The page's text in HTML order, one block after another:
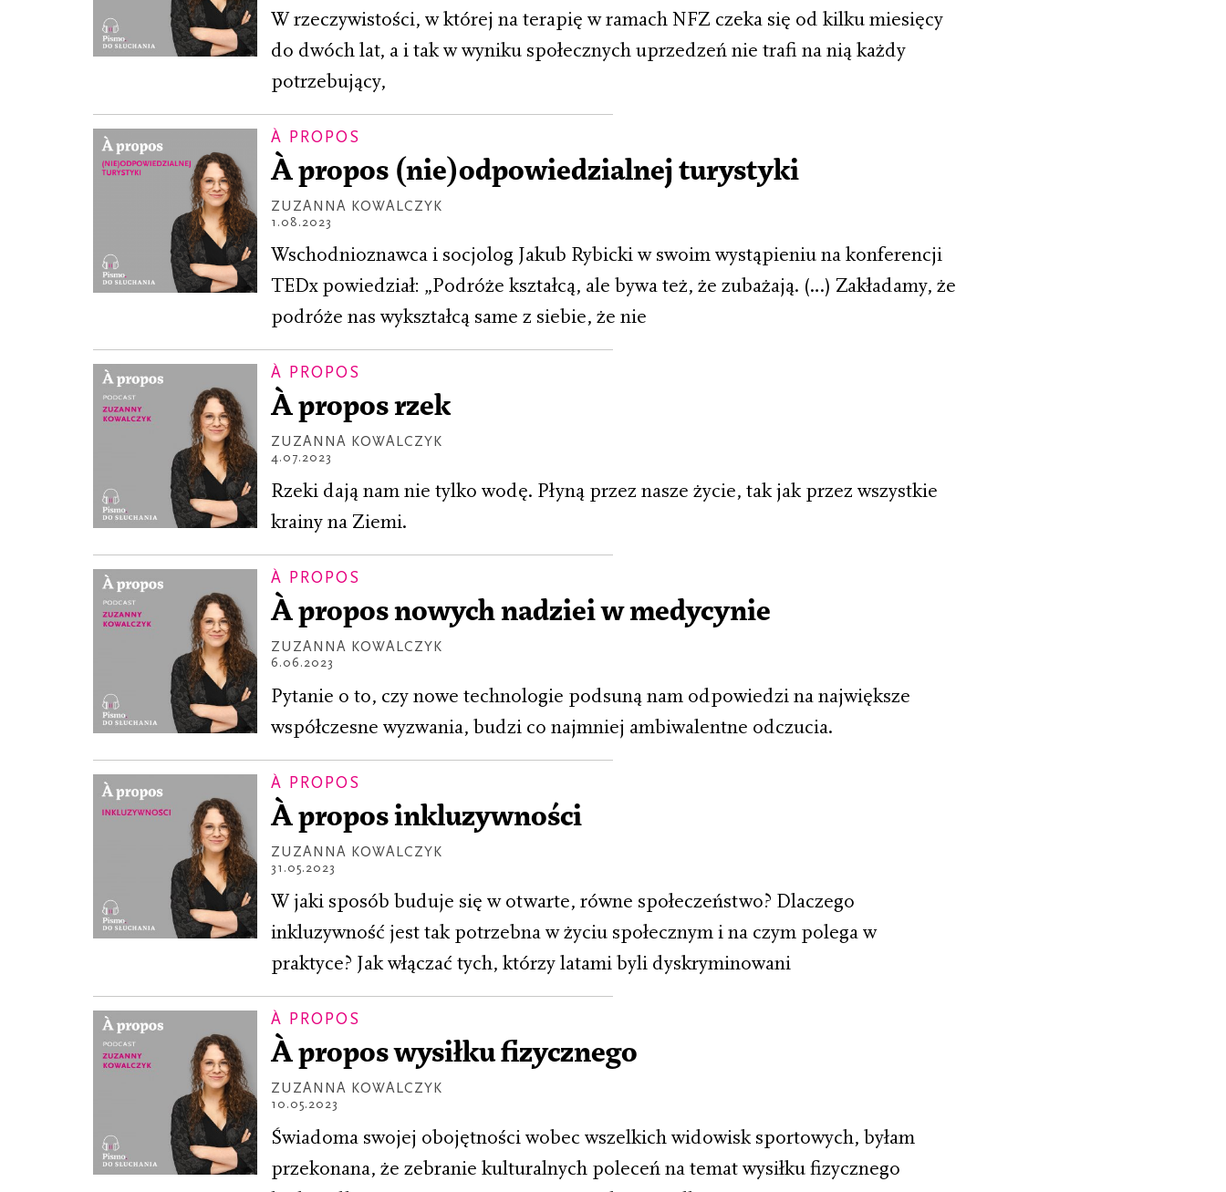
W rzeczywistości, w której na terapię w ramach NFZ czeka się od kilku miesięcy
do dwóch lat, a i tak w wyniku społecznych uprzedzeń nie trafi na nią każdy
potrzebujący,
À PROPOS
À propos (nie)odpowiedzialnej turystyki
ZUZANNA KOWALCZYK
1.08.2023
Wschodnioznawca i socjolog Jakub Rybicki w swoim wystąpieniu na konferencji
TEDx powiedział: „Podróże kształcą, ale bywa też, że zubażają. (…) Zakładamy, że
podróże nas wykształcą same z siebie, że nie
À PROPOS
À propos rzek
ZUZANNA KOWALCZYK
4.07.2023
Rzeki dają nam nie tylko wodę. Płyną przez nasze życie, tak jak przez wszystkie
krainy na Ziemi.
À PROPOS
À propos nowych nadziei w medycynie
ZUZANNA KOWALCZYK
6.06.2023
Pytanie o to, czy nowe technologie podsuną nam odpowiedzi na największe
współczesne wyzwania, budzi co najmniej ambiwalentne odczucia.
À PROPOS
À propos inkluzywności
ZUZANNA KOWALCZYK
31.05.2023
W jaki sposób buduje się w otwarte, równe społeczeństwo? Dlaczego
inkluzywność jest tak potrzebna w życiu społecznym i na czym polega w
praktyce? Jak włączać tych, którzy latami byli dyskryminowani
À PROPOS
À propos wysiłku fizycznego
ZUZANNA KOWALCZYK
10.05.2023
Świadoma swojej obojętności wobec wszelkich widowisk sportowych, byłam
przekonana, że zebranie kulturalnych poleceń na temat wysiłku fizycznego